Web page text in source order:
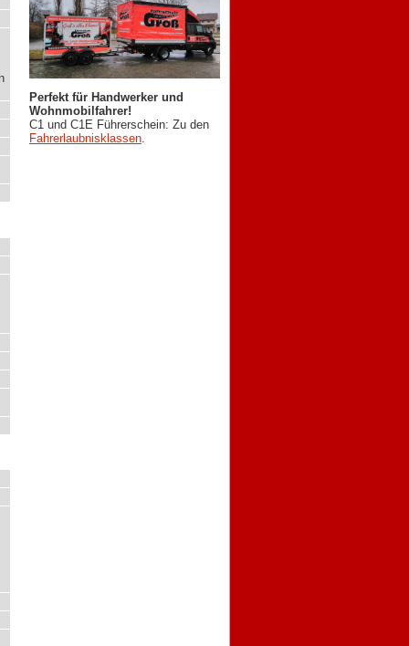
Perfekt für Handwerker und
Wohnmobilfahrer!
C1 und C1E Führerschein: Zu den
Fahrerlaubnisklassen